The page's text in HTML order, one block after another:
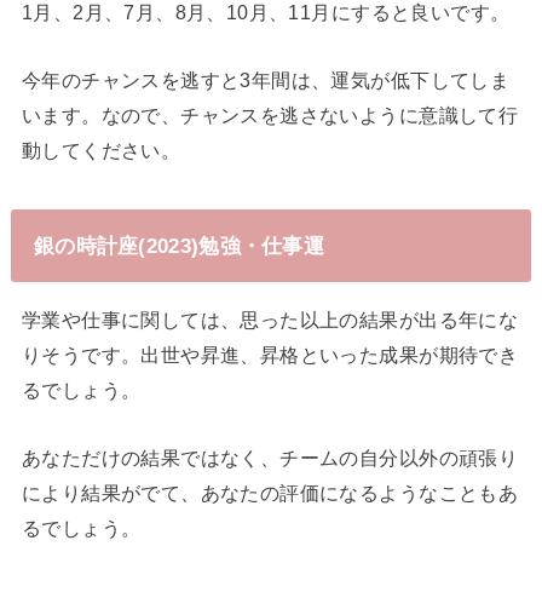
1月、2月、7月、8月、10月、11月にすると良いです。
今年のチャンスを逃すと3年間は、運気が低下してしま
います。なので、チャンスを逃さないように意識して行
動してください。
銀の時計座(2023)勉強・仕事運
学業や仕事に関しては、思った以上の結果が出る年にな
りそうです。出世や昇進、昇格といった成果が期待でき
るでしょう。
あなただけの結果ではなく、チームの自分以外の頑張り
により結果がでて、あなたの評価になるようなこともあ
るでしょう。